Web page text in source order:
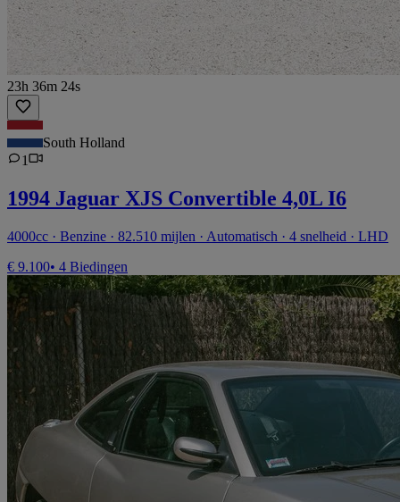
23h 36m 24s
South Holland
1
1994 Jaguar XJS Convertible 4,0L I6
4000cc · Benzine · 82.510 mijlen · Automatisch · 4 snelheid · LHD
€ 9.100• 4 Biedingen